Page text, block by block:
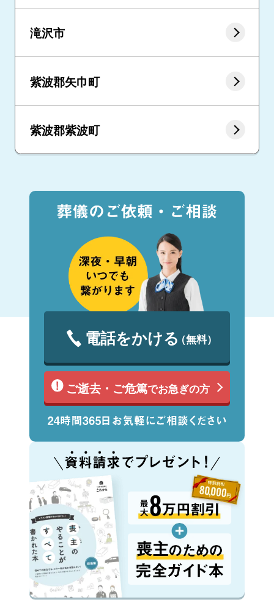
滝沢市
紫波郡矢巾町
紫波郡紫波町
電話をかける（無料）
ご逝去・ご危篤でお急ぎの方